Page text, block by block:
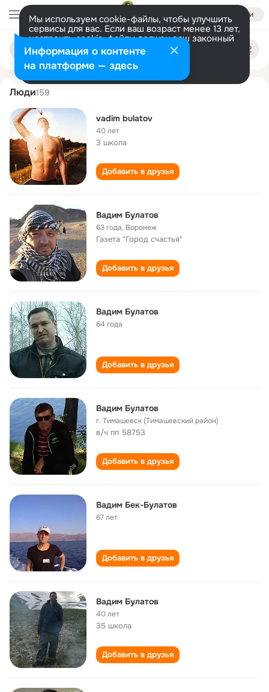
Войти
Мы используем cookie-файлы, чтобы улучшить
сервисы для вас. Если ваш возраст менее 13 лет,
настроить cookie-файлы должен ваш законный
представитель. Больше информации
Разрешить все Настроить
Поиск
людям
vadim bulatov
Люди159
vadim bulatov
40 лет
3 школа
Добавить в друзья
Вадим Булатов
63 года, Воронеж
Газета "Город счастья"
Добавить в друзья
Вадим Булатов
64 года
Добавить в друзья
Вадим Булатов
г. Тимашевск (Тимашевский район)
в/ч пп 58753
Добавить в друзья
Вадим Бек-Булатов
67 лет
Добавить в друзья
Вадим Булатов
40 лет
35 школа
Добавить в друзья
Информация о контенте
на платформе — здесь